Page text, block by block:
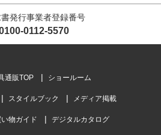
発行事業者登録番号
0112-5570
通販TOP ショールーム
スタイルブック メディア掲載
い物ガイド デジタルカタログ